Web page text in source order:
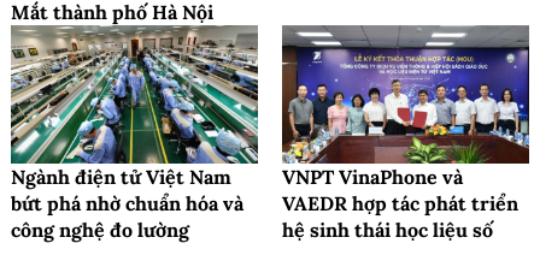
Mắt thành phố Hà Nội
Ngành điện tử Việt Nam
bứt phá nhờ chuẩn hóa và
công nghệ đo lường
VNPT VinaPhone và
VAEDR hợp tác phát triển
hệ sinh thái học liệu số